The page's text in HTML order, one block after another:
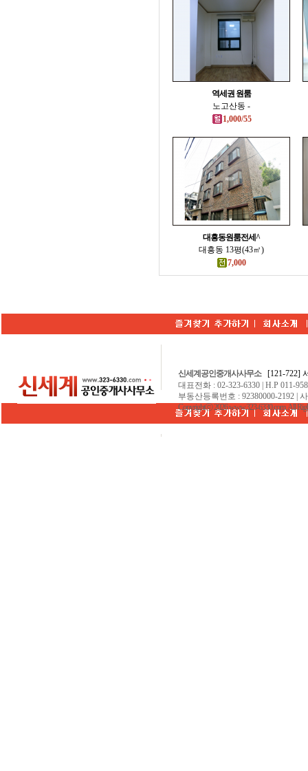
역세권 원룸
노고산동 -
1,000/55
대흥동원룸전세^
대흥동 13평(43㎡)
7,000
신세계공인중개사사무소[121-722]
대표전화 : 02-323-6330 | H.P 011-
부동산등록번호 : 92380000-2192 |
Copyrightⓒ 2026 www.323-6330.com. All